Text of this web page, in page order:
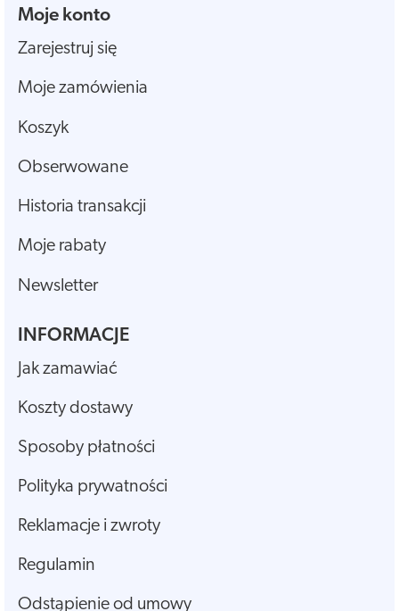
Moje konto
Zarejestruj się
Moje zamówienia
Koszyk
Obserwowane
Historia transakcji
Moje rabaty
Newsletter
INFORMACJE
Jak zamawiać
Koszty dostawy
Sposoby płatności
Polityka prywatności
Reklamacje i zwroty
Regulamin
Odstąpienie od umowy